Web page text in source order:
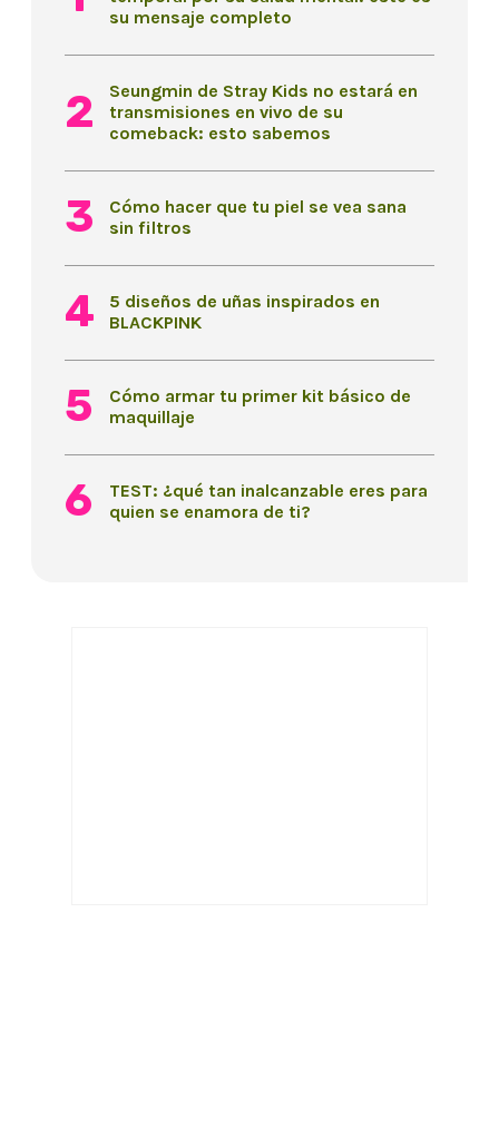
su mensaje completo
Seungmin de Stray Kids no estará en
transmisiones en vivo de su
comeback: esto sabemos
Cómo hacer que tu piel se vea sana
sin filtros
5 diseños de uñas inspirados en
BLACKPINK
Cómo armar tu primer kit básico de
maquillaje
TEST: ¿qué tan inalcanzable eres para
quien se enamora de ti?